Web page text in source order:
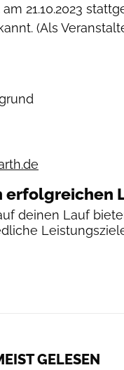
am 21.10.2023
(Als
erfolgreichen
deinen Lauf
GELESEN